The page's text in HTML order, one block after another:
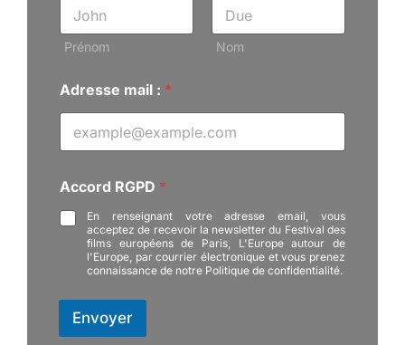
Prénom Nom
c
c
r
N
o
m
A
s
e
Adresse mail : *
Accord RGPD *
En renseignant votre adresse email, vous
acceptez de recevoir la newsletter du Festival des
films européens de Paris, L'Europe autour de
l'Europe, par courrier électronique et vous prenez
connaissance de notre Politique de confidentialité.
Envoyer